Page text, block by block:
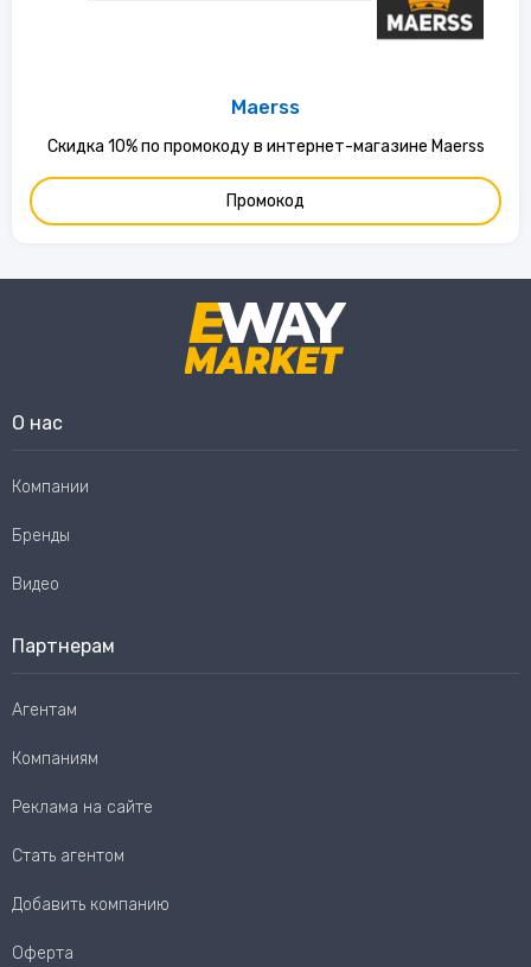
Maerss
Скидка 10% по промокоду в интернет-магазине Maerss
Промокод
О нас
Компании
Бренды
Видео
Партнерам
Агентам
Компаниям
Реклама на сайте
Стать агентом
Добавить компанию
Оферта